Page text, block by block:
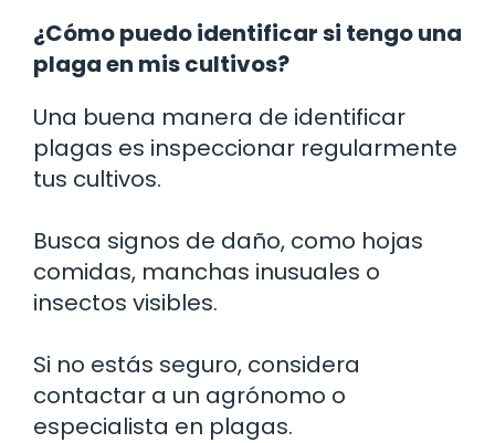
¿Cómo puedo identificar si tengo una
plaga en mis cultivos?
Una buena manera de identificar
plagas es inspeccionar regularmente
tus cultivos.
Busca signos de daño, como hojas
comidas, manchas inusuales o
insectos visibles.
Si no estás seguro, considera
contactar a un agrónomo o
especialista en plagas.